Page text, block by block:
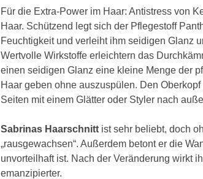
Für die Extra-Power im Haar: Antistress von
Haar. Schützend legt sich der Pflegestoff
Feuchtigkeit und verleiht ihm seidigen Glanz
Wertvolle Wirkstoffe erleichtern das
einen seidigen Glanz eine kleine Menge der
Haar geben ohne auszuspülen. Den
Seiten mit einem Glätter oder Styler nach
Sabrinas Haarschnitt ist sehr beliebt, doch
„rausgewachsen“. Außerdem betont er die
unvorteilhaft ist. Nach der Veränderung wirkt
emanzipierter.